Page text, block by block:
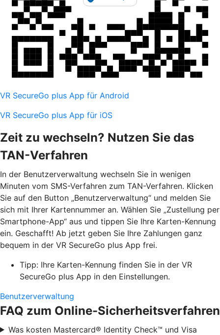
VR SecureGo plus App für Android
VR SecureGo plus App für iOS
Zeit zu wechseln? Nutzen Sie das
TAN-Verfahren
In der Benutzerverwaltung wechseln Sie in wenigen
Minuten vom SMS-Verfahren zum TAN-Verfahren. Klicken
Sie auf den Button „Benutzerverwaltung“ und melden Sie
sich mit Ihrer Kartennummer an. Wählen Sie „Zustellung per
Smartphone-App“ aus und tippen Sie Ihre Karten-Kennung
ein. Geschafft! Ab jetzt geben Sie Ihre Zahlungen ganz
bequem in der VR SecureGo plus App frei.
Tipp: Ihre Karten-Kennung finden Sie in der VR
SecureGo plus App in den Einstellungen.
Benutzerverwaltung
FAQ zum Online-Sicherheitsverfahren
Was kosten Mastercard® Identity Check™ und Visa